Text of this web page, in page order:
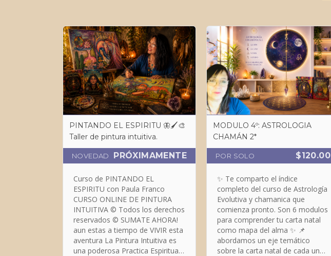
PINTANDO EL ESPIRITU 🦋🖌️🎨
Taller de pintura intuitiva.
NOVEDAD PRÓXIMAMENTE
Curso de PINTANDO EL
ESPIRITU con Paula Franco
CURSO ONLINE DE PINTURA
INTUITIVA © Todos los derechos
reservados © SUMATE AHORA!
aun estas a tiempo de VIVIR esta
aventura ​La Pintura Intuitiva es
una poderosa Practica Espiritual
MODULO 4º: ASTROLOGIA
CHAMÁN 2*
POR SOLO $120.00
✨ Te comparto el índice
completo del curso de Astrología
Evolutiva y chamanica que
comienza pronto. Son 6 modulos
para comprender tu carta natal
como mapa del alma ✨ 📌
abordamos un eje temático
sobre la carta natal de cada una